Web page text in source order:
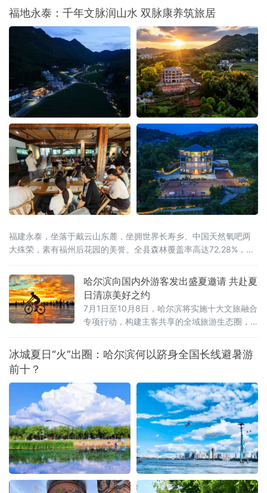
BA）北部大区赛，将在黑龙江省宝清县燃情启幕。这是村BA大区赛
的炽热季风首次吹度山海关，深入广袤的东北粮仓。届时，来自北
京、天津、河北、山西、内蒙古、辽宁、吉林、山东、新疆、黑龙
福地永泰：千年文脉润山水 双脉康养筑旅居
福建永泰，坐落于戴云山东麓，坐拥世界长寿乡、中国天然氧吧两
大殊荣，素有福州后花园的美誉。全县森林覆盖率高达72.28%，林
哈尔滨向国内外游客发出盛夏邀请 共赴夏
日清凉美好之约
7月1日至10月8日，哈尔滨将实施十大文旅融合
专项行动，构建主客共享的全域旅游生态圈，
冰城夏日“火”出圈：哈尔滨何以跻身全国长线避暑游
前十？